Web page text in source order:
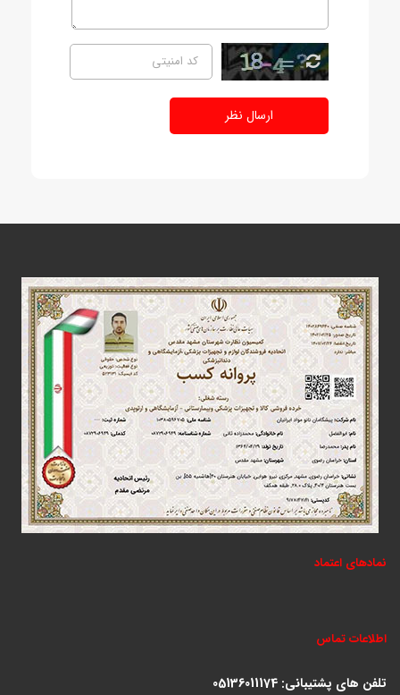
ارسال نظر
نمادهای اعتماد
اطلاعات تماس
تلفن های پشتیبانی: 05136011174